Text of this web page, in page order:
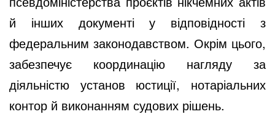
й інших документі у відповідності з
федеральним законодавством. Окрім цього,
забезпечує координацію нагляду за
діяльністю установ юстиції, нотаріальних
контор й виконанням судових рішень.